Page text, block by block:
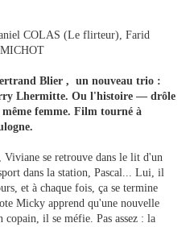
COLAS (Le flirteur), Farid
Blier , un nouveau trio :
Lhermitte. Ou l'histoire — drôle
femme. Film tourné à
Viviane se retrouve dans le lit d'un
dans la station, Pascal... Lui, il
et à chaque fois, ça se termine
Micky apprend qu'une nouvelle
copain, il se méfie. Pas assez : la